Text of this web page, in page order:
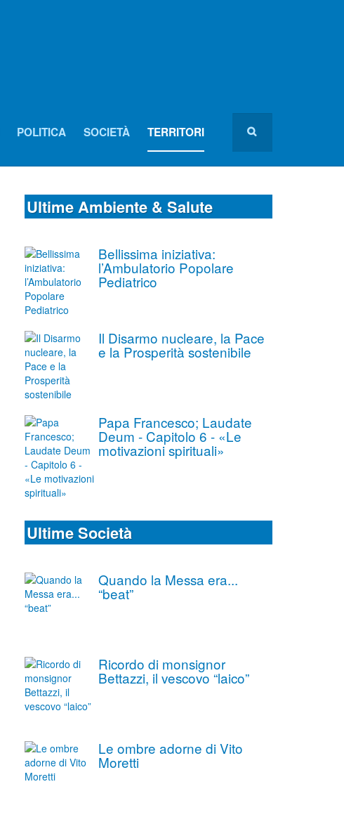
POLITICA SOCIETÀ TERRITORI
Ultime Ambiente & Salute
Bellissima iniziativa:
l’Ambulatorio Popolare
Pediatrico
Il Disarmo nucleare, la Pace
e la Prosperità sostenibile
Papa Francesco; Laudate
Deum - Capitolo 6 - «Le
motivazioni spirituali»
Ultime Società
Quando la Messa era...
“beat”
Ricordo di monsignor
Bettazzi, il vescovo “laico”
Le ombre adorne di Vito
Moretti